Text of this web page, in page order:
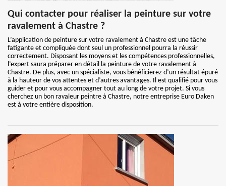
Qui contacter pour réaliser la peinture sur votre
ravalement à Chastre ?
L’application de peinture sur votre ravalement à Chastre est une tâche
fatigante et compliquée dont seul un professionnel pourra la réussir
correctement. Disposant les moyens et les compétences professionnelles,
l’expert saura préparer en détail la peinture de votre ravalement à
Chastre. De plus, avec un spécialiste, vous bénéficierez d’un résultat épuré
à la hauteur de vos attentes et d’autres avantages. Il est qualifié pour vous
guider et pour vous accompagner tout au long de votre projet. Si vous
cherchez un bon ravaleur peintre à Chastre, notre entreprise Euro Daken
est à votre entière disposition.